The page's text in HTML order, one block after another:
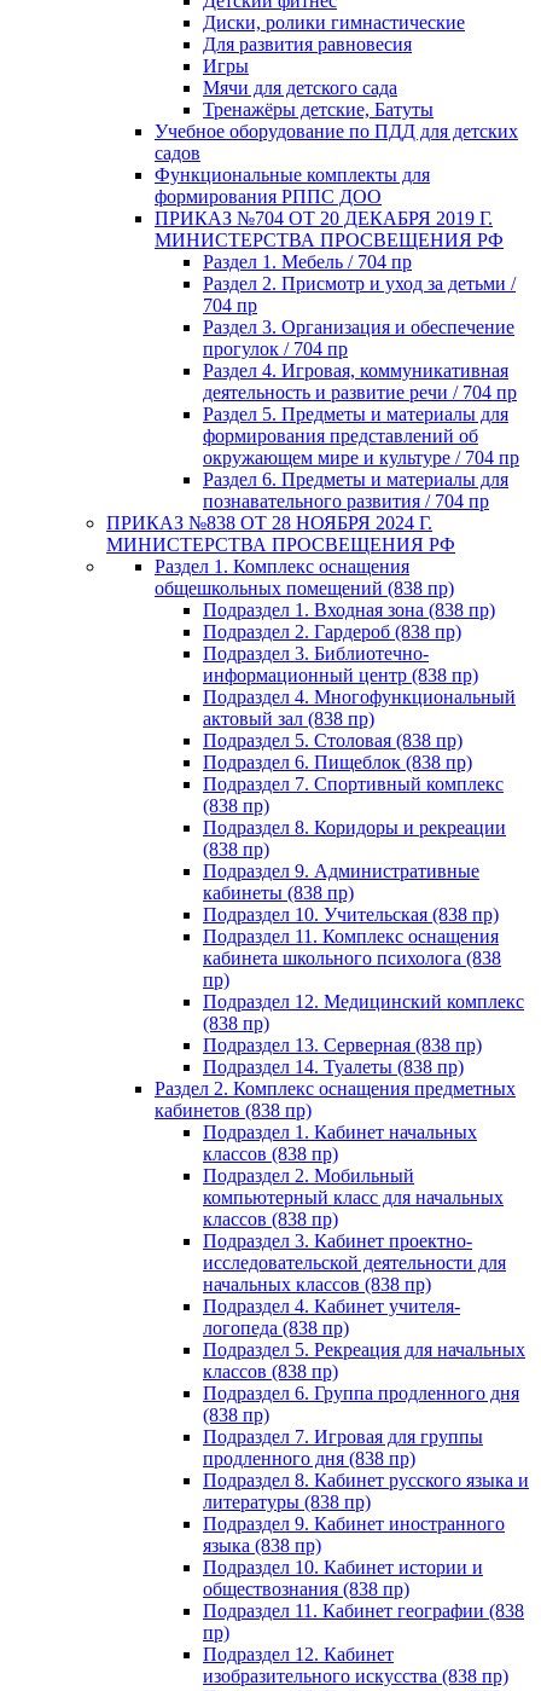
Диски, ролики гимнастические
Для развития равновесия
Игры
Мячи для детского сада
Тренажёры детские, Батуты
Учебное оборудование по ПДД для детских
садов
Функциональные комплекты для
формирования РППС ДОО
ПРИКАЗ №704 ОТ 20 ДЕКАБРЯ 2019 Г.
МИНИСТЕРСТВА ПРОСВЕЩЕНИЯ РФ
Раздел 1. Мебель / 704 пр
Раздел 2. Присмотр и уход за детьми /
704 пр
Раздел 3. Организация и обеспечение
прогулок / 704 пр
Раздел 4. Игровая, коммуникативная
деятельность и развитие речи / 704 пр
Раздел 5. Предметы и материалы для
формирования представлений об
окружающем мире и культуре / 704 пр
Раздел 6. Предметы и материалы для
познавательного развития / 704 пр
ПРИКАЗ №838 ОТ 28 НОЯБРЯ 2024 Г.
МИНИСТЕРСТВА ПРОСВЕЩЕНИЯ РФ
Раздел 1. Комплекс оснащения
общешкольных помещений (838 пр)
Подраздел 1. Входная зона (838 пр)
Подраздел 2. Гардероб (838 пр)
Подраздел 3. Библиотечно-
информационный центр (838 пр)
Подраздел 4. Многофункциональный
актовый зал (838 пр)
Подраздел 5. Столовая (838 пр)
Подраздел 6. Пищеблок (838 пр)
Подраздел 7. Спортивный комплекс
(838 пр)
Подраздел 8. Коридоры и рекреации
(838 пр)
Подраздел 9. Административные
кабинеты (838 пр)
Подраздел 10. Учительская (838 пр)
Подраздел 11. Комплекс оснащения
кабинета школьного психолога (838
пр)
Подраздел 12. Медицинский комплекс
(838 пр)
Подраздел 13. Серверная (838 пр)
Подраздел 14. Туалеты (838 пр)
Раздел 2. Комплекс оснащения предметных
кабинетов (838 пр)
Подраздел 1. Кабинет начальных
классов (838 пр)
Подраздел 2. Мобильный
компьютерный класс для начальных
классов (838 пр)
Подраздел 3. Кабинет проектно-
исследовательской деятельности для
начальных классов (838 пр)
Подраздел 4. Кабинет учителя-
логопеда (838 пр)
Подраздел 5. Рекреация для начальных
классов (838 пр)
Подраздел 6. Группа продленного дня
(838 пр)
Подраздел 7. Игровая для группы
продленного дня (838 пр)
Подраздел 8. Кабинет русского языка и
литературы (838 пр)
Подраздел 9. Кабинет иностранного
языка (838 пр)
Подраздел 10. Кабинет истории и
обществознания (838 пр)
Подраздел 11. Кабинет географии (838
пр)
Подраздел 12. Кабинет
изобразительного искусства (838 пр)